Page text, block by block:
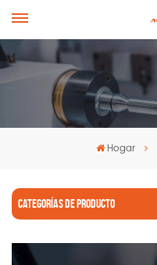
Hogar
CATEGORÍAS DE PRODUCTO